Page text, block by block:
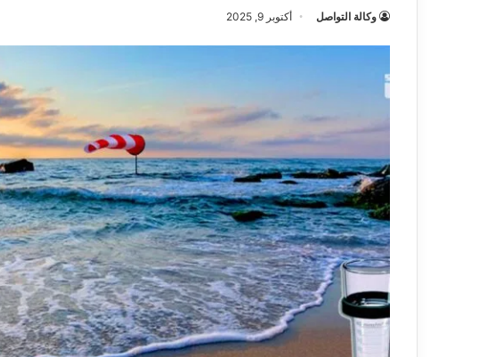
وكالة التواصل أكتوبر 9, 2025